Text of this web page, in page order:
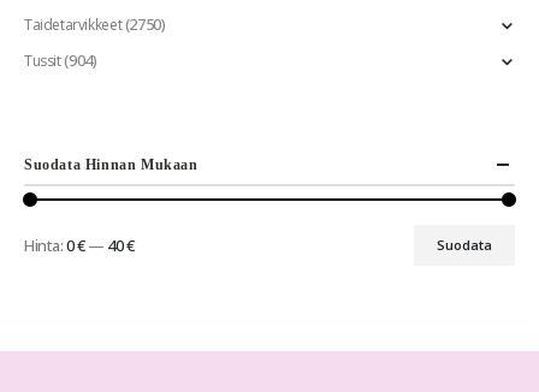
Taidetarvikkeet(2750)
Tussit(904)
Suodata Hinnan Mukaan
Suodata
Hinta:0 €— 40 €